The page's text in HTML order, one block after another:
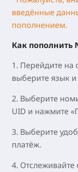
введённые
пополнением.
Как пополнить
1. Перейдите на
выберите язык и
2. Выберите
UID и нажмите
3. Выберите
платёж.
4. Отслеживайте